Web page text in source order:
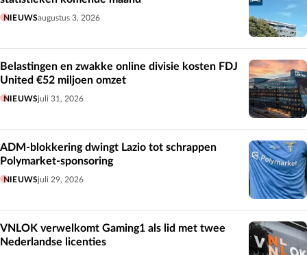
NIEUWSaugustus 3, 2026
Belastingen en zwakke online divisie kosten FDJ
United €52 miljoen omzet
NIEUWSjuli 31, 2026
ADM-blokkering dwingt Lazio tot schrappen
Polymarket-sponsoring
NIEUWSjuli 29, 2026
VNLOK verwelkomt Gaming1 als lid met twee
Nederlandse licenties